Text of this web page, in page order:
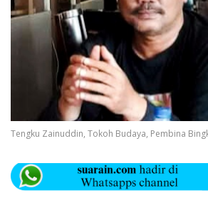
Tengku Zainuddin, Tokoh Budaya, Pembina